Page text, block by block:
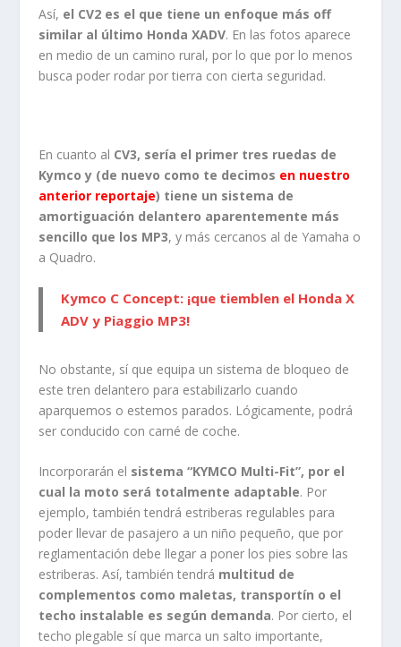
Así, el CV2 es el que tiene un enfoque más off
similar al último Honda XADV. En las fotos aparece
en medio de un camino rural, por lo que por lo menos
busca poder rodar por tierra con cierta seguridad.
En cuanto al CV3, sería el primer tres ruedas de
Kymco y (de nuevo como te decimos en nuestro
anterior reportaje) tiene un sistema de
amortiguación delantero aparentemente más
sencillo que los MP3, y más cercanos al de Yamaha o
a Quadro.
Kymco C Concept: ¡que tiemblen el Honda X
ADV y Piaggio MP3!
No obstante, sí que equipa un sistema de bloqueo de
este tren delantero para estabilizarlo cuando
aparquemos o estemos parados. Lógicamente, podrá
ser conducido con carné de coche.
Incorporarán el sistema “KYMCO Multi-Fit”, por el
cual la moto será totalmente adaptable. Por
ejemplo, también tendrá estriberas regulables para
poder llevar de pasajero a un niño pequeño, que por
reglamentación debe llegar a poner los pies sobre las
estriberas. Así, también tendrá multitud de
complementos como maletas, transportín o el
techo instalable es según demanda. Por cierto, el
techo plegable sí que marca un salto importante,